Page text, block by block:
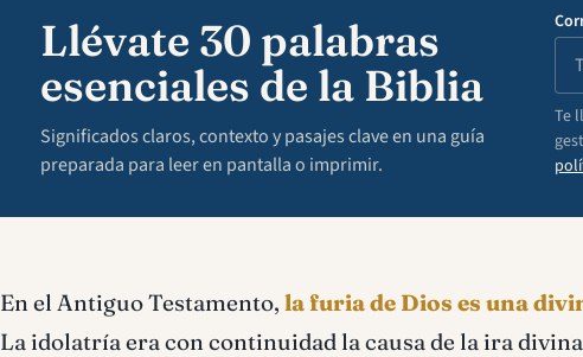
Llévate 30 palabras
esenciales de la Biblia
Significados claros, contexto y pasajes clave en una guía
preparada para leer en pantalla o imprimir.
Te
En el Antiguo Testamento, la furia de Dios es una
La idolatría era con continuidad la causa de la ira